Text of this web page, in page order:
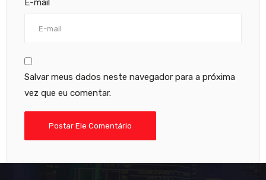
E-mail
Salvar meus dados neste navegador para a próxima
vez que eu comentar.